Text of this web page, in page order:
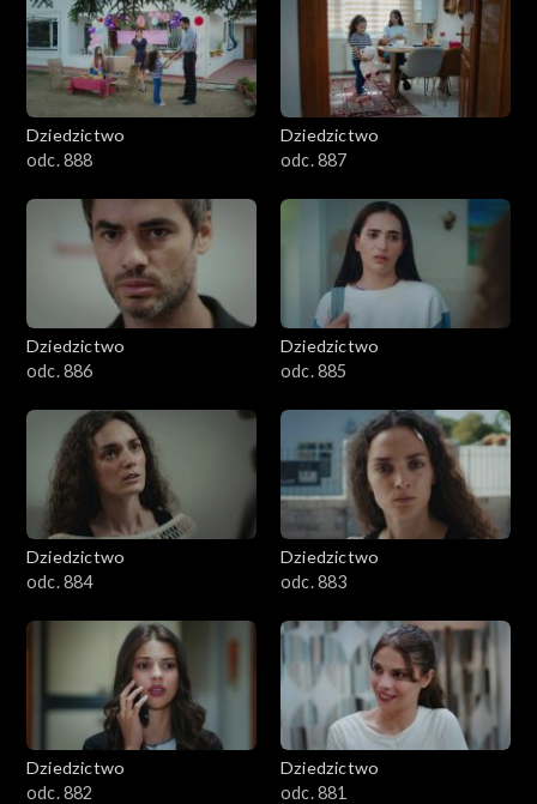
Dziedzictwo
odc. 888
Dziedzictwo
odc. 887
Dziedzictwo
odc. 886
Dziedzictwo
odc. 885
Dziedzictwo
odc. 884
Dziedzictwo
odc. 883
Dziedzictwo
odc. 882
Dziedzictwo
odc. 881